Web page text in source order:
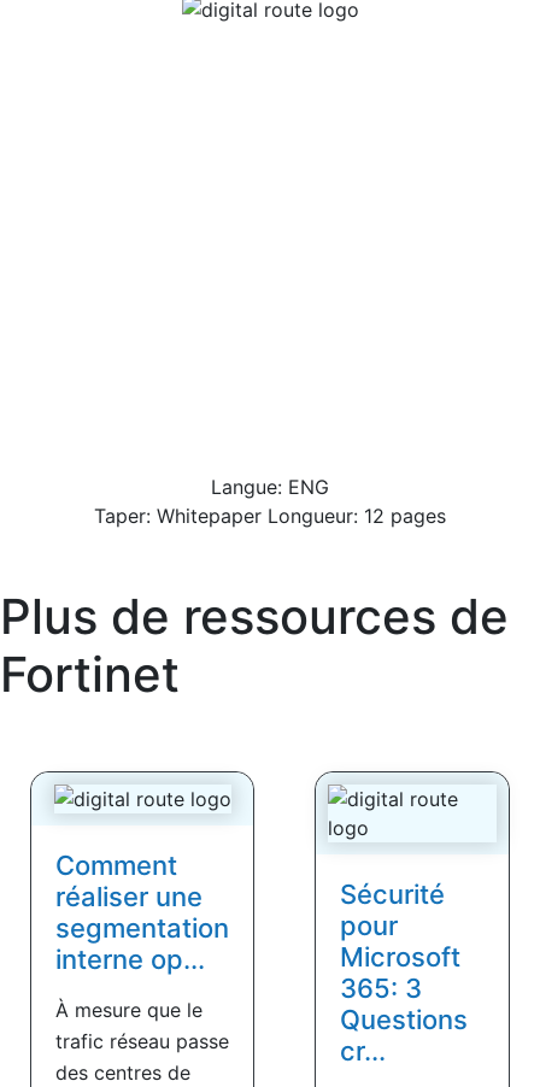
Langue: ENG
Taper: Whitepaper Longueur: 12 pages
Plus de ressources de
Fortinet
Comment
réaliser une
segmentation
interne op...
À mesure que le
trafic réseau passe
des centres de
Sécurité
pour
Microsoft
365: 3
Questions
cr...